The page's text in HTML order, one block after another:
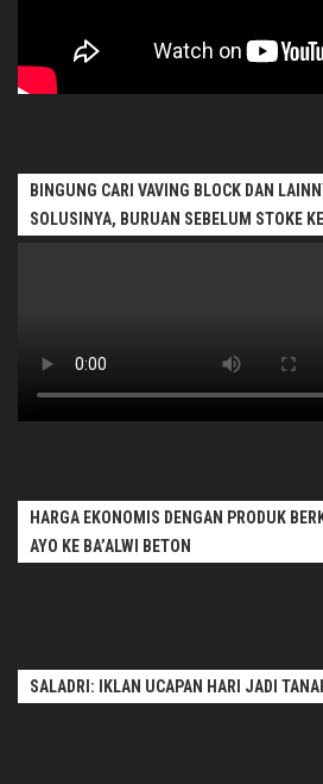
BINGUNG CARI VAVING BLOCK DAN
SOLUSINYA, BURUAN SEBELUM STOKE
HARGA EKONOMIS DENGAN PRODUK
AYO KE BA’ALWI BETON
SALADRI: IKLAN UCAPAN HARI JADI